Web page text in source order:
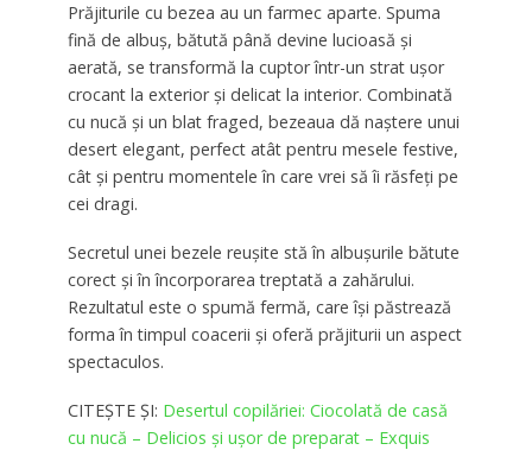
Prăjiturile cu bezea au un farmec aparte. Spuma
fină de albuș, bătută până devine lucioasă și
aerată, se transformă la cuptor într-un strat ușor
crocant la exterior și delicat la interior. Combinată
cu nucă și un blat fraged, bezeaua dă naștere unui
desert elegant, perfect atât pentru mesele festive,
cât și pentru momentele în care vrei să îi răsfeți pe
cei dragi.
Secretul unei bezele reușite stă în albușurile bătute
corect și în încorporarea treptată a zahărului.
Rezultatul este o spumă fermă, care își păstrează
forma în timpul coacerii și oferă prăjiturii un aspect
spectaculos.
CITEȘTE ȘI: Desertul copilăriei: Ciocolată de casă
cu nucă – Delicios și ușor de preparat – Exquis